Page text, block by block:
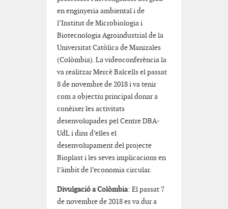
en enginyeria ambiental i de
l’Institut de Microbiologia i
Biotecnologia Agroindustrial de la
Universitat Catòlica de Manizales
(Colòmbia). La videoconferència la
va realitzar Mercè Balcells el passat
8 de novembre de 2018 i va tenir
com a objectiu principal donar a
conèixer les activitats
desenvolupades pel Centre DBA-
UdL i dins d’elles el
desenvolupament del projecte
Bioplast i les seves implicacions en
l’àmbit de l’economia circular.
Divulgació a Colòmbia: El passat 7
de novembre de 2018 es va dur a